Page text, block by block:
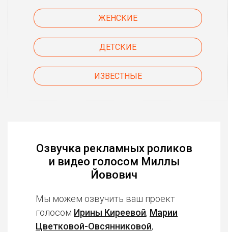
ЖЕНСКИЕ
ДЕТСКИЕ
ИЗВЕСТНЫЕ
Озвучка рекламных роликов
и видео голосом Миллы
Йовович
Мы можем озвучить ваш проект
голосом Ирины Киреевой, Марии
Цветковой-Овсянниковой,